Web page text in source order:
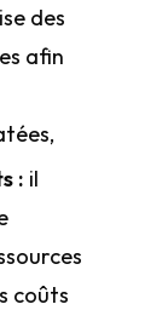
des
afin
: il
coûts